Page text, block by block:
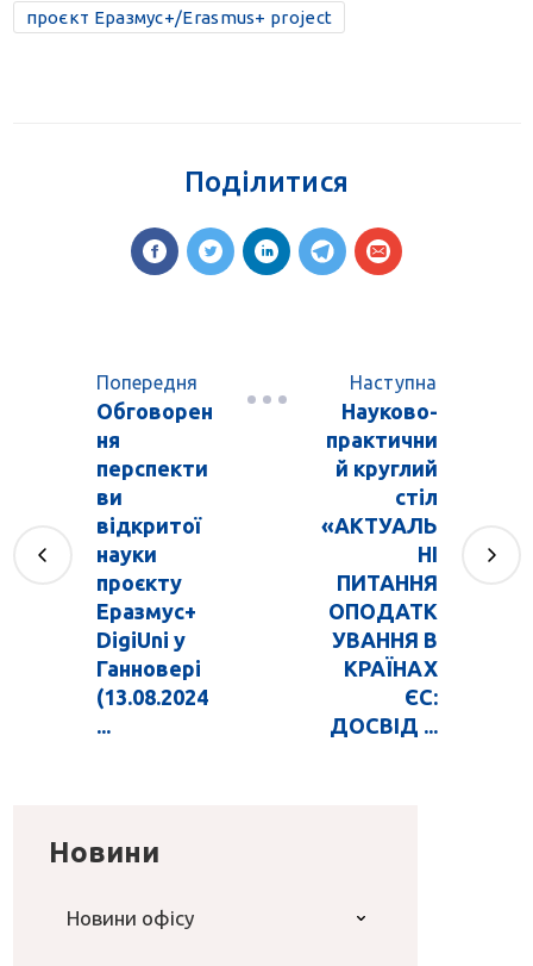
проєкт Еразмус+/Erasmus+ project
Поділитися
Попередня
Обговорен
ня
перспекти
ви
відкритої
науки
проєкту
Еразмус+
DigiUni у
Ганновері
(13.08.2024
...
Наступна
Науково-
практични
й круглий
стіл
«АКТУАЛЬ
НІ
ПИТАННЯ
ОПОДАТК
УВАННЯ В
КРАЇНАХ
ЄС:
ДОСВІД ...
Новини
Новини офісу